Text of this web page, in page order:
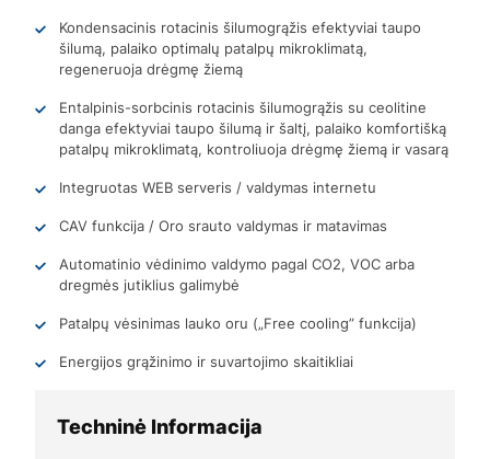
Kondensacinis rotacinis šilumogrąžis efektyviai taupo
šilumą, palaiko optimalų patalpų mikroklimatą,
regeneruoja drėgmę žiemą
Entalpinis-sorbcinis rotacinis šilumogrąžis su ceolitine
danga efektyviai taupo šilumą ir šaltį, palaiko komfortišką
patalpų mikroklimatą, kontroliuoja drėgmę žiemą ir vasarą
Integruotas WEB serveris / valdymas internetu
CAV funkcija / Oro srauto valdymas ir matavimas
Automatinio vėdinimo valdymo pagal CO2, VOC arba
dregmės jutiklius galimybė
Patalpų vėsinimas lauko oru („Free cooling” funkcija)
Energijos grąžinimo ir suvartojimo skaitikliai
Techninė Informacija